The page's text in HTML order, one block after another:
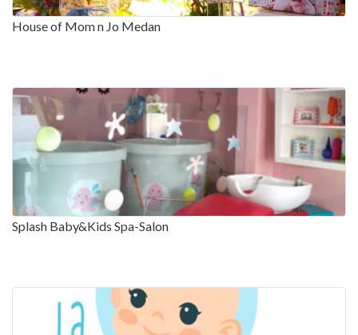
House of Mom n Jo Medan
Splash Baby&Kids Spa-Salon